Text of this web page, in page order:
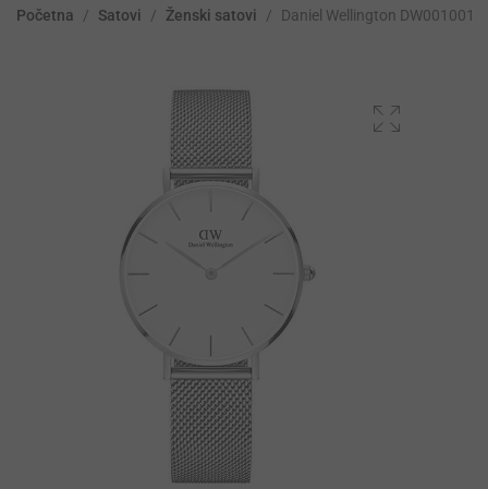
Početna / Satovi / Ženski satovi / Daniel Wellington